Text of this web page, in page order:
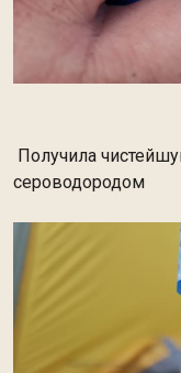
Получила
сероводородом